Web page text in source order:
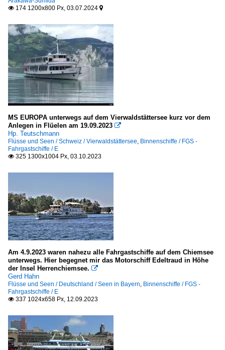
 174 1200x800 Px, 03.07.2024 
MS EUROPA unterwegs auf dem Vierwaldstättersee kurz vor dem
Anlegen in Flüelen am 19.09.2023 
Hp. Teutschmann
Flüsse und Seen / Schweiz / Vierwaldstättersee, Binnenschiffe / FGS -
Fahrgastschiffe / E
 325 1300x1004 Px, 03.10.2023
Am 4.9.2023 waren nahezu alle Fahrgastschiffe auf dem Chiemsee
unterwegs. Hier begegnet mir das Motorschiff Edeltraud in Höhe
der Insel Herrenchiemsee. 
Gerd Hahn
Flüsse und Seen / Deutschland / Seen in Bayern, Binnenschiffe / FGS -
Fahrgastschiffe / E
 337 1024x658 Px, 12.09.2023